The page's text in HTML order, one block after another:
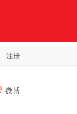
注册
微博